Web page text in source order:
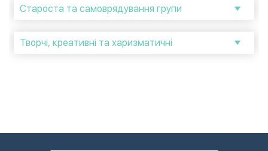
Староста та самоврядування групи
Творчі, креативні та харизматичні